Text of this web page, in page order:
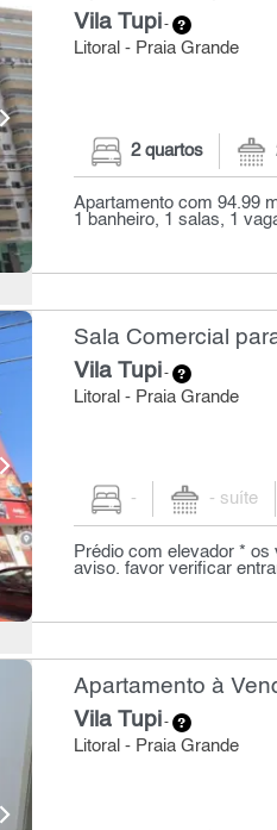
Vila Tupi-
Litoral - Praia Grande
2 quartos
Apartamento com 94.99
1 banheiro, 1 salas, 1
Sala Comercial
Vila Tupi-
Litoral - Praia Grande
- - suíte
Prédio com elevador *
aviso. favor verificar
Apartamento à
Vila Tupi-
Litoral - Praia Grande